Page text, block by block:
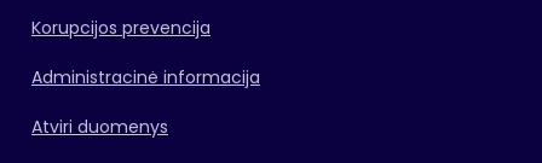
Korupcijos prevencija
Administracinė informacija
Atviri duomenys